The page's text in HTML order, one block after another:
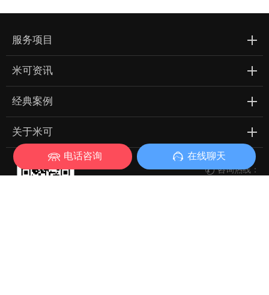
电话咨询 在线聊天
服务项目
米可资讯
经典案例
关于米可
 咨询热线：